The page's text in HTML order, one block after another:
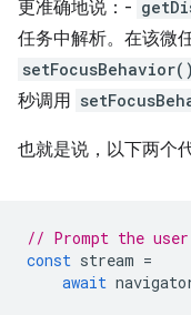
更准确地说：-
任务中解析。在该微
setFocusBehavior()
秒调用
也就是说，以下两个
// Prompt the
const stream =
await